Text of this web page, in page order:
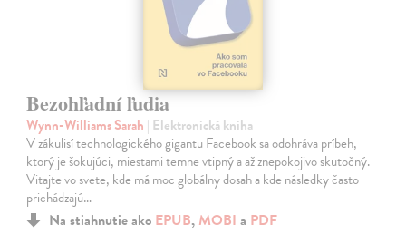
Bezohľadní ľudia
Wynn-Williams Sarah | Elektronická kniha
V zákulisí technologického gigantu Facebook sa odohráva príbeh,
ktorý je šokujúci, miestami temne vtipný a až znepokojivo skutočný.
Vitajte vo svete, kde má moc globálny dosah a kde následky často
prichádzajú…
Na stiahnutie ako EPUB, MOBI a PDF